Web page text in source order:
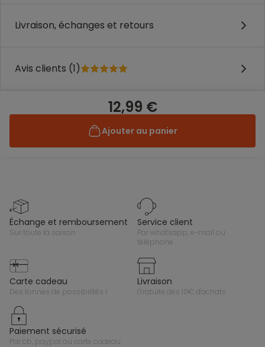
Livraison, échanges et retours
Avis clients (1)
12,99 €
Ajouter au panier
échange et remboursement
sur toute la saison
service client
par whatsapp, e-mail ou
téléphone
carte cadeau
des tonnes de possibilités !
livraison
gratuite dès 10€ d'achats
paiement sécurisé
par cb, paypal ou carte cadeau